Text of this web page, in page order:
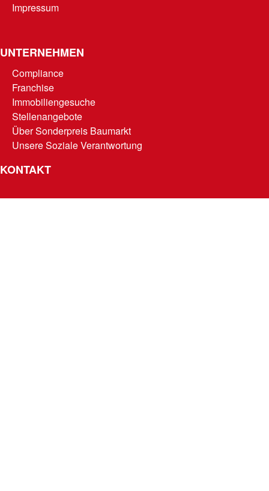
Impressum
UNTERNEHMEN
Compliance
Franchise
Immobiliengesuche
Stellenangebote
Über Sonderpreis Baumarkt
Unsere Soziale Verantwortung
KONTAKT